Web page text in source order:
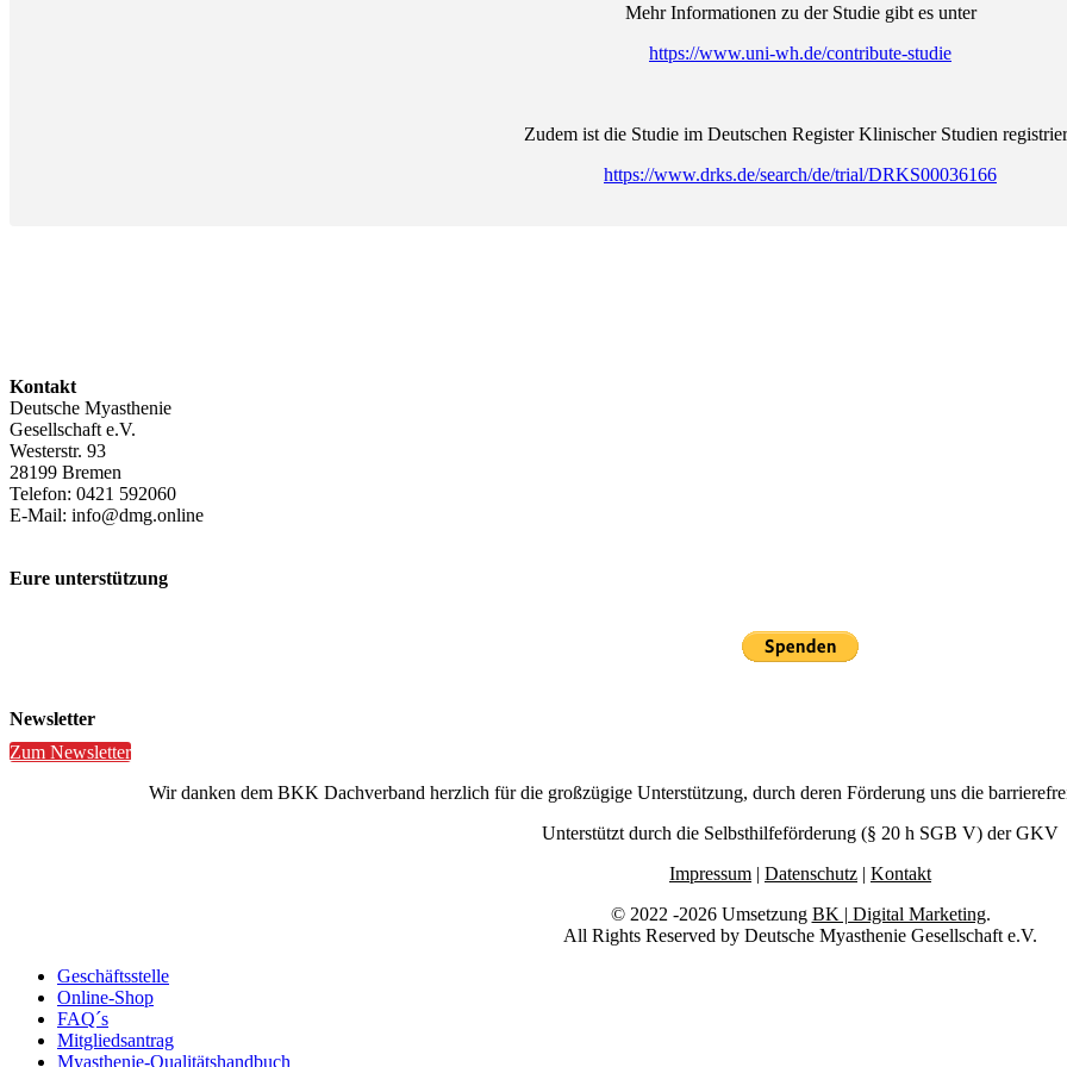
Mehr Informationen zu der Studie gibt es unter
https://www.uni-wh.de/contribute-studie
Zudem ist die Studie im Deutschen Register Klinischer Studien
https://www.drks.de/search/de/trial/DRKS00036166
Kontakt
Deutsche Myasthenie
Gesellschaft e.V.
Westerstr. 93
28199 Bremen
Telefon: 0421 592060
E-Mail: info@dmg.online
Eure unterstützung
Newsletter
Zum Newsletter
Wir danken dem BKK Dachverband herzlich für die großzügige Unterstützung, durch deren Förderung uns die
Unterstützt durch die Selbsthilfeförderung (§ 20 h SGB V) der GKV
Impressum | Datenschutz | Kontakt
© 2022 -2026 Umsetzung BK | Digital Marketing.
All Rights Reserved by Deutsche Myasthenie Gesellschaft e.V.
Geschäftsstelle
Online-Shop
FAQ´s
Mitgliedsantrag
Myasthenie-Qualitätshandbuch